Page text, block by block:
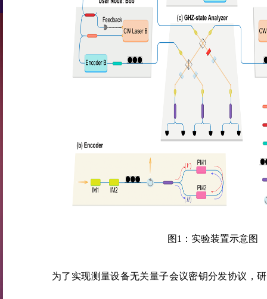
图1：实验装置示意图
为了实现测量设备无关量子会议密钥分发协议，